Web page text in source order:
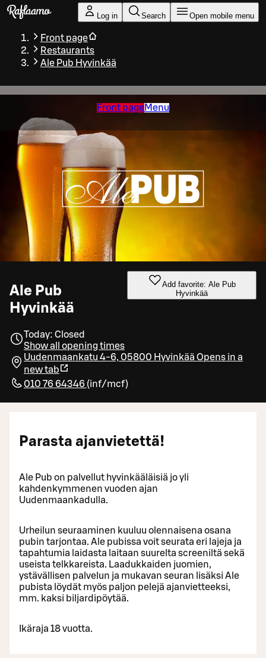
Skip to main content
Log in Search Open mobile menu
Front page
Restaurants
Ale Pub Hyvinkää
Front pageMenu
Ale Pub
Hyvinkää
Add favorite: Ale Pub
Hyvinkää
Today: Closed
Show all opening times
Uudenmaankatu 4-6, 05800 Hyvinkää Opens in a
new tab
010 76 64346 (inf/mcf)
Parasta ajanvietettä!
Ale Pub on palvellut hyvinkääläisiä jo yli
kahdenkymmenen vuoden ajan
Uudenmaankadulla.
Urheilun seuraaminen kuuluu olennaisena osana
pubin tarjontaa. Ale pubissa voit seurata eri lajeja ja
tapahtumia laidasta laitaan suurelta screeniltä sekä
useista telkkareista. Laadukkaiden juomien,
ystävällisen palvelun ja mukavan seuran lisäksi Ale
pubista löydät myös paljon pelejä ajanvietteeksi,
mm. kaksi biljardipöytää.
Ikäraja 18 vuotta.